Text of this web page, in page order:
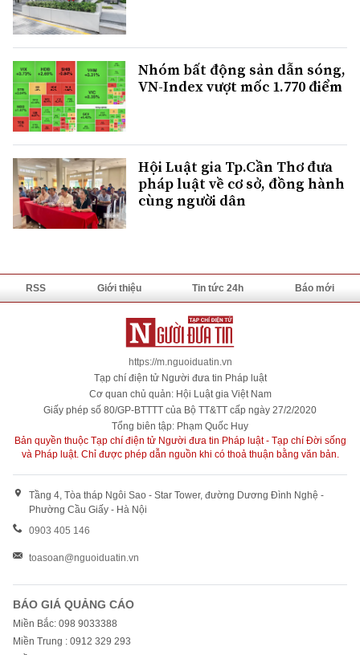
Nhóm bất động sản dẫn sóng,
VN-Index vượt mốc 1.770 điểm
Hội Luật gia Tp.Cần Thơ đưa
pháp luật về cơ sở, đồng hành
cùng người dân
RSS Giới thiệu Tin tức 24h Báo mới
https://m.nguoiduatin.vn
Tạp chí điện tử Người đưa tin Pháp luật
Cơ quan chủ quản: Hội Luật gia Việt Nam
Giấy phép số 80/GP-BTTTT của Bộ TT&TT cấp ngày 27/2/2020
Tổng biên tập: Phạm Quốc Huy
Bản quyền thuộc Tạp chí điện tử Người đưa tin Pháp luật - Tạp chí Đời sống
và Pháp luật. Chỉ được phép dẫn nguồn khi có thoả thuận bằng văn bản.
Tầng 4, Tòa tháp Ngôi Sao - Star Tower, đường Dương Đình Nghệ -
Phường Cầu Giấy - Hà Nội
0903 405 146
toasoan@nguoiduatin.vn
BÁO GIÁ QUẢNG CÁO
Miền Bắc: 098 9033388
Miền Trung : 0912 329 293